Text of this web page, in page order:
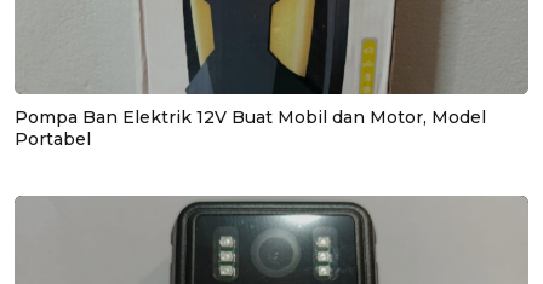
Pompa Ban Elektrik 12V Buat Mobil dan Motor, Model
Portabel